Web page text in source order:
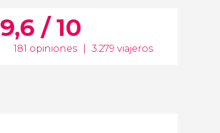
9,6 / 10
181 opiniones 3.279 viajeros